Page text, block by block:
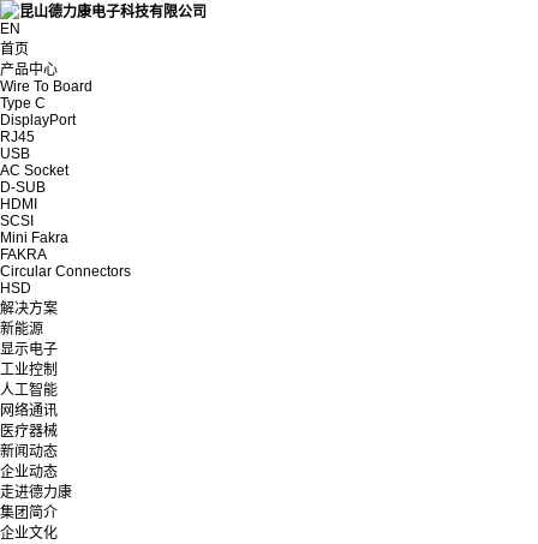
EN
首页
产品中心
Wire To Board
Type C
DisplayPort
RJ45
USB
AC Socket
D-SUB
HDMI
SCSI
Mini Fakra
FAKRA
Circular Connectors
HSD
解决方案
新能源
显示电子
工业控制
人工智能
网络通讯
医疗器械
新闻动态
企业动态
走进德力康
集团简介
企业文化